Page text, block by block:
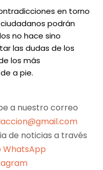
en torno
podrán
no hace sino
las dudas de los
los más
a pie.
a nuestro correo
de noticias a través
WhatsApp